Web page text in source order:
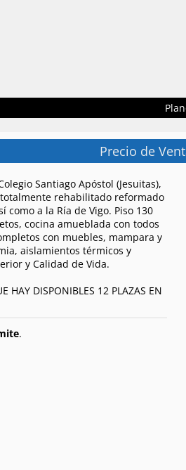
Precio de
Santiago Apóstol (Jesuitas),
rehabilitado reformado
como a la Ría de Vigo. Piso 130
cocina amueblada con todos
con muebles, mampara y
aislamientos térmicos y
y Calidad de Vida.
HAY DISPONIBLES 12 PLAZAS EN
.